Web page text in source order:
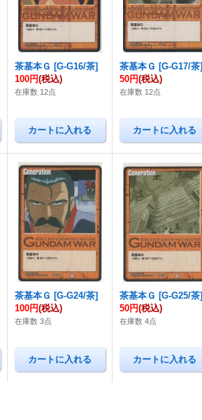
茶基本Ｇ [G-G16/茶]
100円(税込)
在庫数 12点
茶基本Ｇ [G-G17/茶]
50円(税込)
在庫数 12点
茶基本Ｇ [G-G24/茶]
100円(税込)
在庫数 3点
茶基本Ｇ [G-G25/茶]
50円(税込)
在庫数 4点